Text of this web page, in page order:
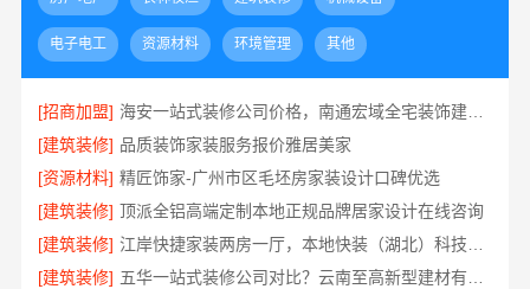
电子电工 资源材料 环境管理 其他
[招商加盟]
海安一站式装修公司价格，南通宏域全宅装饰建材有限公司报价透明
[建筑装修] 品质装饰家装服务报价雅居美家
[资源材料] 精匠饰家-广州市区毛坯房家装设计口碑优选
[建筑装修] 顶派全铝高端定制本地正规品牌居家设计在线咨询
[建筑装修]
[建筑装修]